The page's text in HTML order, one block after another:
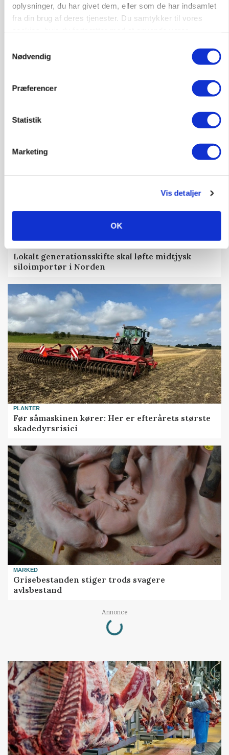
oplysninger, du har givet dem, eller som de har indsamlet
fra din brug af deres tjenester. Du samtykker til vores
Nødvendig
Præferencer
Statistik
Marketing
Vis detaljer
OK
Leder til klimastald
9670, Løgstør 03. aug.
Lokalt generationsskifte skal løfte midtjysk
siloimportør i Norden
PLANTER
Før såmaskinen kører: Her er efterårets største
skadedyrsrisici
MARKED
Grisebestanden stiger trods svagere
avlsbestand
Annonce
Loading...